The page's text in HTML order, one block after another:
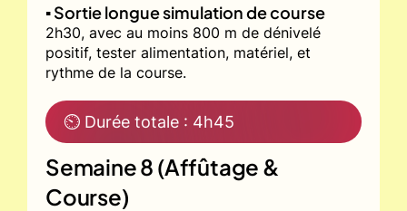
▪️ Sortie longue simulation de course
2h30, avec au moins 800 m de dénivelé
positif, tester alimentation, matériel, et
rythme de la course.
⏲ Durée totale : 4h45
Semaine 8 (Affûtage &
Course)